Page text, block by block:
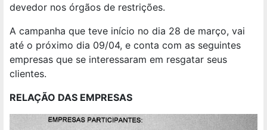
devedor nos órgãos de restrições.
A campanha que teve início no dia 28 de março, vai
até o próximo dia 09/04, e conta com as seguintes
empresas que se interessaram em resgatar seus
clientes.
RELAÇÃO DAS EMPRESAS